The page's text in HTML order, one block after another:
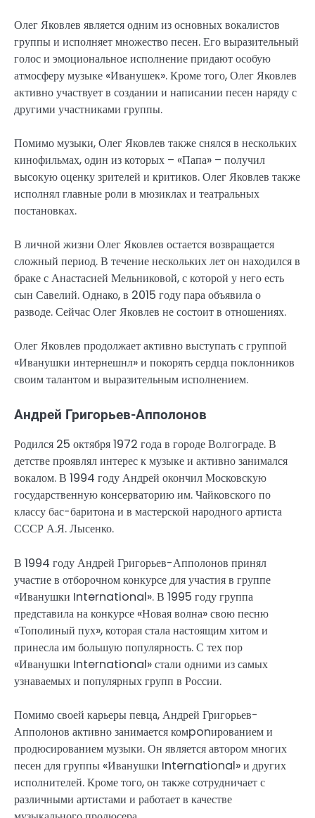
Олег Яковлев является одним из основных вокалистов
группы и исполняет множество песен. Его выразительный
голос и эмоциональное исполнение придают особую
атмосферу музыке «Иванушек». Кроме того, Олег Яковлев
активно участвует в создании и написании песен наряду с
другими участниками группы.
Помимо музыки, Олег Яковлев также снялся в нескольких
кинофильмах, один из которых – «Папа» – получил
высокую оценку зрителей и критиков. Олег Яковлев также
исполнял главные роли в мюзиклах и театральных
постановках.
В личной жизни Олег Яковлев остается возвращается
сложный период. В течение нескольких лет он находился в
браке с Анастасией Мельниковой, с которой у него есть
сын Савелий. Однако, в 2015 году пара объявила о
разводе. Сейчас Олег Яковлев не состоит в отношениях.
Олег Яковлев продолжает активно выступать с группой
«Иванушки интернешнл» и покорять сердца поклонников
своим талантом и выразительным исполнением.
Андрей Григорьев-Апполонов
Родился 25 октября 1972 года в городе Волгограде. В
детстве проявлял интерес к музыке и активно занимался
вокалом. В 1994 году Андрей окончил Московскую
государственную консерваторию им. Чайковского по
классу бас-баритона и в мастерской народного артиста
СССР А.Я. Лысенко.
В 1994 году Андрей Григорьев-Апполонов принял
участие в отборочном конкурсе для участия в группе
«Иванушки International». В 1995 году группа
представила на конкурсе «Новая волна» свою песню
«Тополиный пух», которая стала настоящим хитом и
принесла им большую популярность. С тех пор
«Иванушки International» стали одними из самых
узнаваемых и популярных групп в России.
Помимо своей карьеры певца, Андрей Григорьев-
Апполонов активно занимается комponированием и
продюсированием музыки. Он является автором многих
песен для группы «Иванушки International» и других
исполнителей. Кроме того, он также сотрудничает с
различными артистами и работает в качестве